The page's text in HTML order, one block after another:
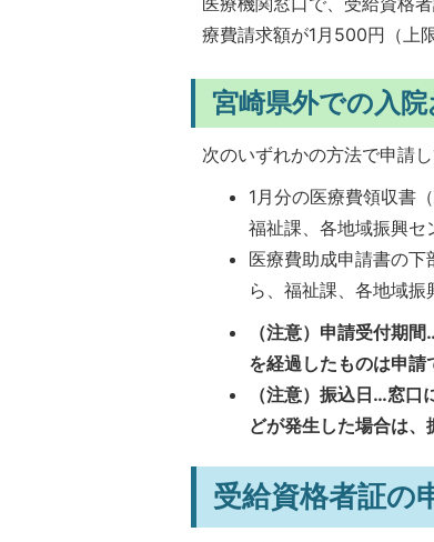
療費請求額が1月500円（上
宮崎県外での入
次のいずれかの方法で申請
1月分の医療費領収書
福祉課、各地域振興セ
医療費助成申請書の
ら、福祉課、各地域振
（注意）申請受付期
を経過したものは申請
（注意）振込日…窓
どが発生した場合は、
受給資格者証の